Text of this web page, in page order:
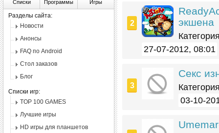
Списки Программы Игры
Разделы сайта:
Новости
Анонсы
FAQ по Android
Стол заказов
Блог
Списки игр:
TOP 100 GAMES
Лучшие игры
HD игры для планшетов
экшена
27-07-2012, 08:01
Секс
03-10-